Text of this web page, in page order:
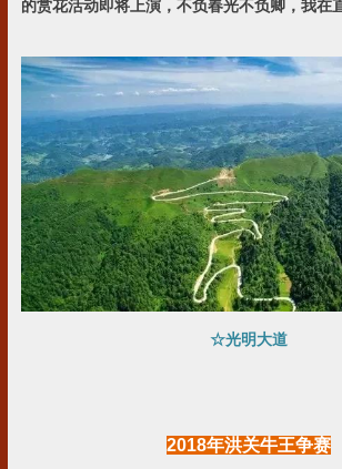
的赏花活动即将上演，不负春光不负卿，我在
☆光明大道
2018年洪关牛王争赛